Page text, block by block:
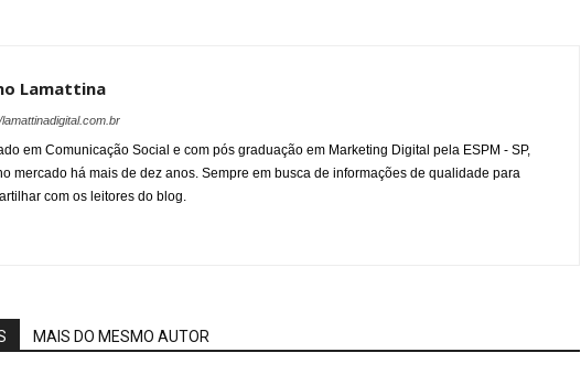
Lamattina
em Comunicação Social e com pós graduação em Marketing Digital pela ESPM - SP,
mercado há mais de dez anos. Sempre em busca de informações de qualidade para
com os leitores do blog.
MAIS DO MESMO AUTOR